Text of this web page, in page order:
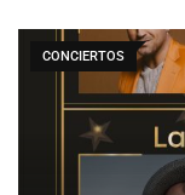
CONCIERTOS